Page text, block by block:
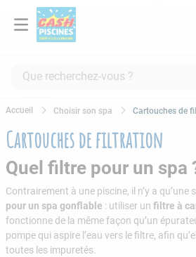
Que recherchez-vous ?
Choisir son spa Cartouches de
Cartouches de filtration
Quel filtre pour un spa
Contrairement à une piscine, il n’y a qu’une
pour un spa gonflable : utiliser un filtre à
fonctionne de la même façon qu’un
pompe qui aspire l’eau vers le filtre, afin
toutes les impuretés.
2.
piscine hors sol
3.
robot piscine
4.
aspirateur
5 .
chlore
6.
tuyau